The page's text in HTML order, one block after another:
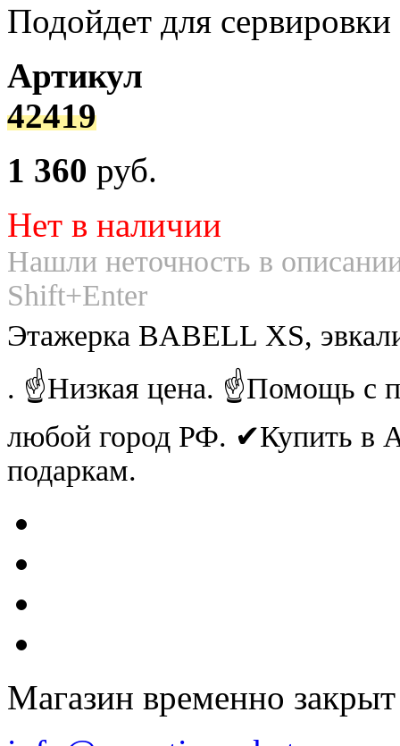
Подойдет для сервировки
Артикул
42419
1 360 руб.
Нет в наличии
Нашли неточность в
Shift+Enter
Этажерка BABELL XS,
. ☝Низкая цена. ☝Помощь с
любой город РФ. ✔Купить
подаркам.
Магазин временно закрыт